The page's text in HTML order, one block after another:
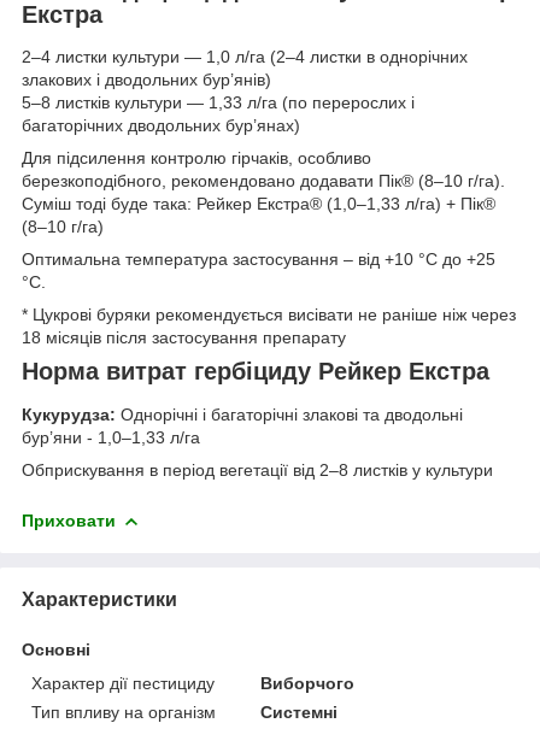
Екстра
2–4 листки культури — 1,0 л/га (2–4 листки в однорічних
злакових і дводольних бур’янів)
5–8 листків культури — 1,33 л/га (по перерослих і
багаторічних дводольних бур’янах)
Для підсилення контролю гірчаків, особливо
березкоподібного, рекомендовано додавати Пік® (8–10 г/га).
Суміш тоді буде така: Рейкер Екстра® (1,0–1,33 л/га) + Пік®
(8–10 г/га)
Оптимальна температура застосування – від +10 °С до +25
°С.
* Цукрові буряки рекомендується висівати не раніше ніж через
18 місяців після застосування препарату
Норма витрат гербіциду Рейкер Екстра
Кукурудза: Однорічні і багаторічні злакові та дводольні
бур’яни - 1,0–1,33 л/га
Обприскування в період вегетації від 2–8 листків у культури
Приховати
Характеристики
Основні
Характер дії пестициду
Виборчого
Тип впливу на організм
Системні